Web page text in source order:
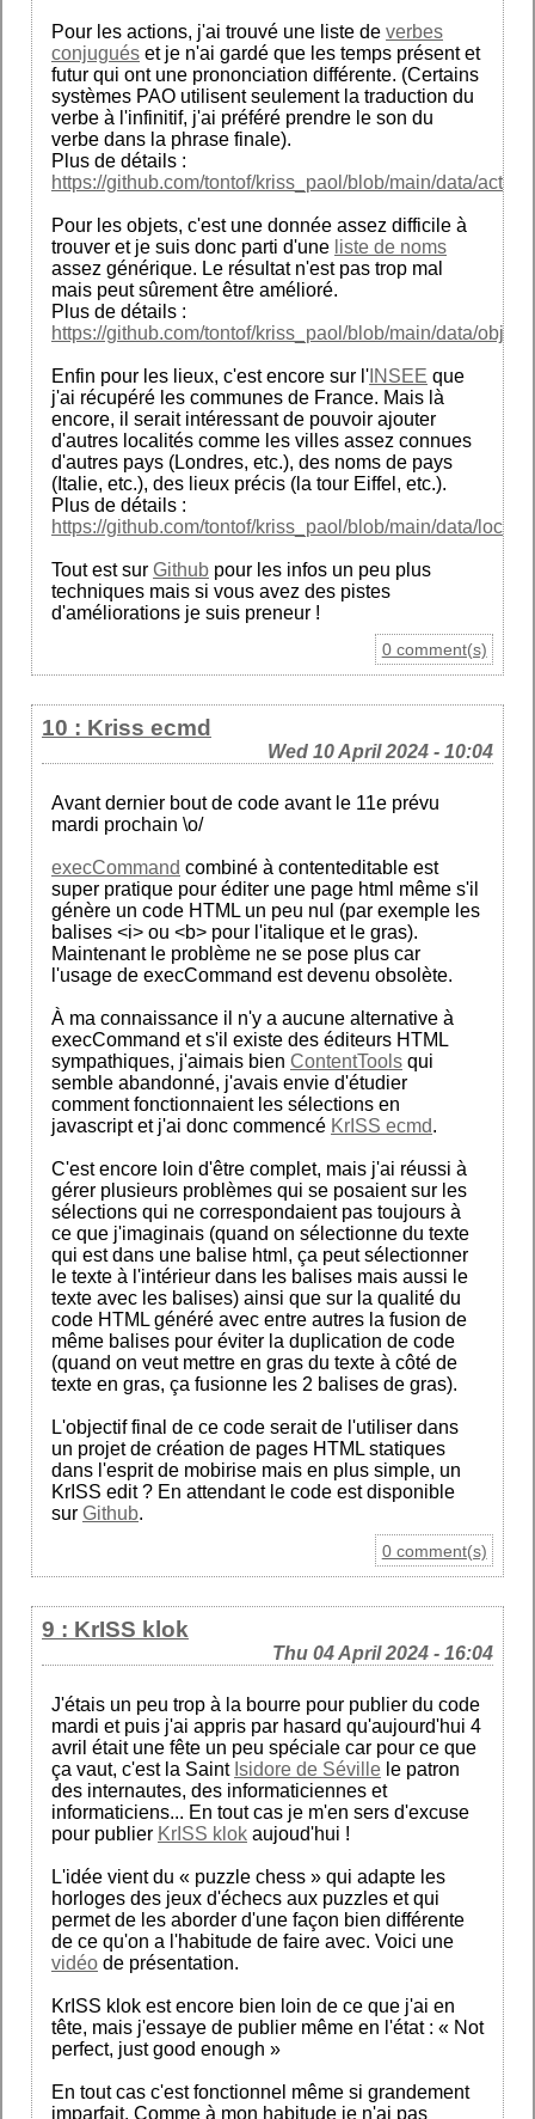
Pour les actions, j'ai trouvé une liste de verbes
conjugués et je n'ai gardé que les temps présent et
futur qui ont une prononciation différente. (Certains
systèmes PAO utilisent seulement la traduction du
verbe à l'infinitif, j'ai préféré prendre le son du
verbe dans la phrase finale).
Plus de détails :
https://github.com/tontof/kriss_paol/blob/main/data/
Pour les objets, c'est une donnée assez difficile à
trouver et je suis donc parti d'une liste de noms
assez générique. Le résultat n'est pas trop mal
mais peut sûrement être amélioré.
Plus de détails :
https://github.com/tontof/kriss_paol/blob/main/data/
Enfin pour les lieux, c'est encore sur l' INSEE que
j'ai récupéré les communes de France. Mais là
encore, il serait intéressant de pouvoir ajouter
d'autres localités comme les villes assez connues
d'autres pays (Londres, etc.), des noms de pays
(Italie, etc.), des lieux précis (la tour Eiffel, etc.).
Plus de détails :
https://github.com/tontof/kriss_paol/blob/main/data/
Tout est sur Github pour les infos un peu plus
techniques mais si vous avez des pistes
d'améliorations je suis preneur !
0 comment(s)
10 : Kriss ecmd
Wed 10 April 2024 - 10:04
Avant dernier bout de code avant le 11e prévu
mardi prochain \o/
execCommand combiné à contenteditable est
super pratique pour éditer une page html même s'il
génère un code HTML un peu nul (par exemple les
balises <i> ou <b> pour l'italique et le gras).
Maintenant le problème ne se pose plus car
l'usage de execCommand est devenu obsolète.
À ma connaissance il n'y a aucune alternative à
execCommand et s'il existe des éditeurs HTML
sympathiques, j'aimais bien ContentTools qui
semble abandonné, j'avais envie d'étudier
comment fonctionnaient les sélections en
javascript et j'ai donc commencé KrISS ecmd.
C'est encore loin d'être complet, mais j'ai réussi à
gérer plusieurs problèmes qui se posaient sur les
sélections qui ne correspondaient pas toujours à
ce que j'imaginais (quand on sélectionne du texte
qui est dans une balise html, ça peut sélectionner
le texte à l'intérieur dans les balises mais aussi le
texte avec les balises) ainsi que sur la qualité du
code HTML généré avec entre autres la fusion de
même balises pour éviter la duplication de code
(quand on veut mettre en gras du texte à côté de
texte en gras, ça fusionne les 2 balises de gras).
L'objectif final de ce code serait de l'utiliser dans
un projet de création de pages HTML statiques
dans l'esprit de mobirise mais en plus simple, un
KrISS edit ? En attendant le code est disponible
sur Github.
0 comment(s)
9 : KrISS klok
Thu 04 April 2024 - 16:04
J'étais un peu trop à la bourre pour publier du code
mardi et puis j'ai appris par hasard qu'aujourd'hui 4
avril était une fête un peu spéciale car pour ce que
ça vaut, c'est la Saint Isidore de Séville le patron
des internautes, des informaticiennes et
informaticiens... En tout cas je m'en sers d'excuse
pour publier KrISS klok aujoud'hui !
L'idée vient du « puzzle chess » qui adapte les
horloges des jeux d'échecs aux puzzles et qui
permet de les aborder d'une façon bien différente
de ce qu'on a l'habitude de faire avec. Voici une
vidéo de présentation.
KrISS klok est encore bien loin de ce que j'ai en
tête, mais j'essaye de publier même en l'état : « Not
perfect, just good enough »
En tout cas c'est fonctionnel même si grandement
imparfait. Comme à mon habitude je n'ai pas